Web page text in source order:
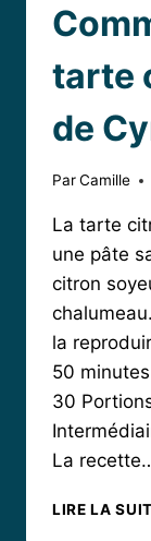
tarte
de
ParCamille
La tarte
une pâte
citron
la
50
30
La
LIRE LA